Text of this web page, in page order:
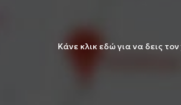
Κάνε κλικ εδώ για να δεις